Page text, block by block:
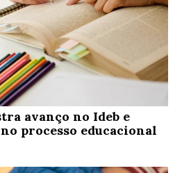
avanço no Ideb e
processo educacional